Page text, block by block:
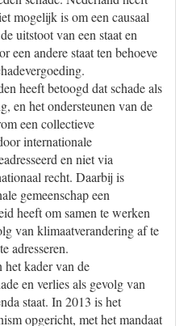
mogelijk is om een causaal
uitstoot van een staat en
een andere staat ten behoeve
heeft betoogd dat schade als
en het ondersteunen van de
een collectieve
internationale
en niet via
recht. Daarbij is
gemeenschap een
heeft om samen te werken
van klimaatverandering af te
adresseren.
kader van de
en verlies als gevolg van
staat. In 2013 is het
opgericht, met het mandaat